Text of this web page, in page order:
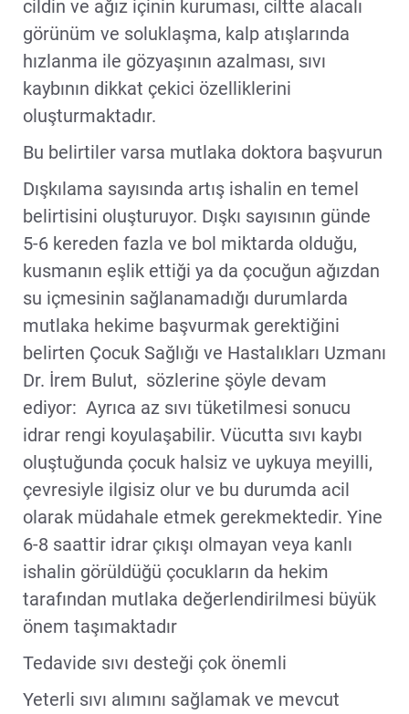
cildin ve ağız içinin kuruması, ciltte alacalı
görünüm ve soluklaşma, kalp atışlarında
hızlanma ile gözyaşının azalması, sıvı
kaybının dikkat çekici özelliklerini
oluşturmaktadır.
Bu belirtiler varsa mutlaka doktora başvurun
Dışkılama sayısında artış ishalin en temel
belirtisini oluşturuyor. Dışkı sayısının günde
5-6 kereden fazla ve bol miktarda olduğu,
kusmanın eşlik ettiği ya da çocuğun ağızdan
su içmesinin sağlanamadığı durumlarda
mutlaka hekime başvurmak gerektiğini
belirten Çocuk Sağlığı ve Hastalıkları Uzmanı
Dr. İrem Bulut, sözlerine şöyle devam
ediyor: Ayrıca az sıvı tüketilmesi sonucu
idrar rengi koyulaşabilir. Vücutta sıvı kaybı
oluştuğunda çocuk halsiz ve uykuya meyilli,
çevresiyle ilgisiz olur ve bu durumda acil
olarak müdahale etmek gerekmektedir. Yine
6-8 saattir idrar çıkışı olmayan veya kanlı
ishalin görüldüğü çocukların da hekim
tarafından mutlaka değerlendirilmesi büyük
önem taşımaktadır
Tedavide sıvı desteği çok önemli
Yeterli sıvı alımını sağlamak ve mevcut